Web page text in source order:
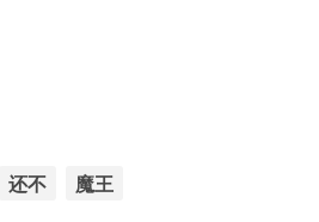
还不 魔王